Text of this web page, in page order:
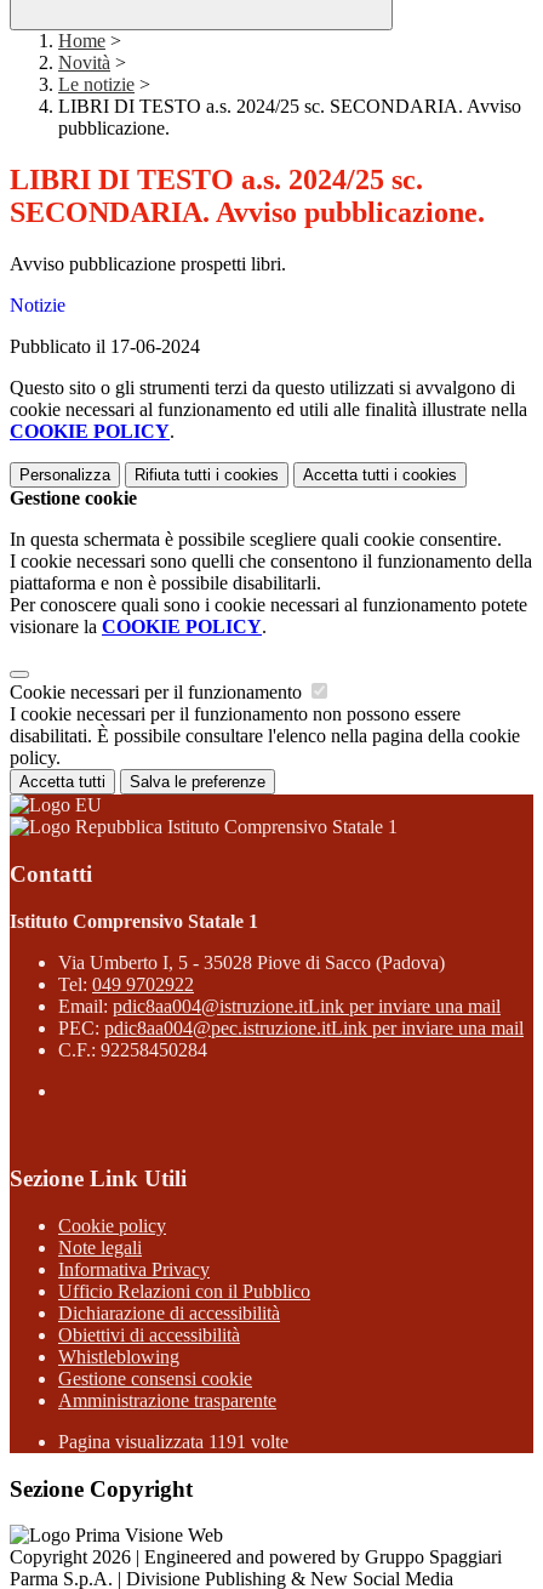
Home >
Novità >
Le notizie >
LIBRI DI TESTO a.s. 2024/25 sc. SECONDARIA. Avviso
pubblicazione.
LIBRI DI TESTO a.s. 2024/25 sc.
SECONDARIA. Avviso pubblicazione.
Avviso pubblicazione prospetti libri.
Notizie
Pubblicato il 17-06-2024
Questo sito o gli strumenti terzi da questo utilizzati si avvalgono di
cookie necessari al funzionamento ed utili alle finalità illustrate nella
COOKIE POLICY.
Personalizza Rifiuta tutti i cookies Accetta tutti i cookies
Gestione cookie
In questa schermata è possibile scegliere quali cookie consentire.
I cookie necessari sono quelli che consentono il funzionamento della
piattaforma e non è possibile disabilitarli.
Per conoscere quali sono i cookie necessari al funzionamento potete
visionare la COOKIE POLICY.
Cookie necessari per il funzionamento
I cookie necessari per il funzionamento non possono essere
disabilitati. È possibile consultare l'elenco nella pagina della cookie
policy.
Accetta tutti Salva le preferenze
Istituto Comprensivo Statale 1
Contatti
Istituto Comprensivo Statale 1
Via Umberto I, 5 - 35028 Piove di Sacco (Padova)
Tel: 049 9702922
Email: pdic8aa004@istruzione.itLink per inviare una mail
PEC: pdic8aa004@pec.istruzione.itLink per inviare una mail
C.F.: 92258450284
Sezione Link Utili
Cookie policy
Note legali
Informativa Privacy
Ufficio Relazioni con il Pubblico
Dichiarazione di accessibilità
Obiettivi di accessibilità
Whistleblowing
Gestione consensi cookie
Amministrazione trasparente
Pagina visualizzata 1191 volte
Sezione Copyright
Copyright 2026 | Engineered and powered by Gruppo Spaggiari
Parma S.p.A. | Divisione Publishing & New Social Media